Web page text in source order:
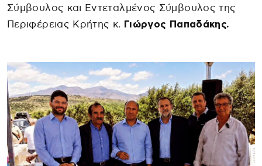
Σύμβουλος και Εντεταλμένος Σύμβουλος της
Περιφέρειας Κρήτης κ. Γιώργος Παπαδάκης.